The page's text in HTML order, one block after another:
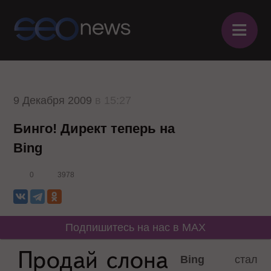
≡
9 Декабря 2009
Бинго! Директ теперь на
Bing
0 3978
Подпишитесь на нас в MAX
Bing стал